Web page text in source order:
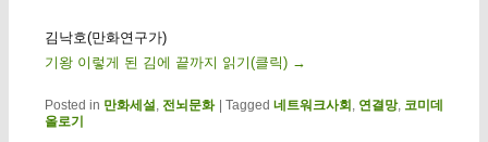
김낙호(만화연구가)
기왕 이렇게 된 김에 끝까지 읽기(클릭) →
Posted in 만화세설, 전뇌문화 Tagged 네트워크사회 , 연결망,코미데
올로기